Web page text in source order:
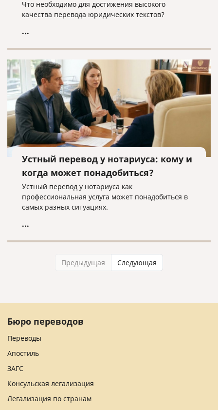
Что необходимо для достижения высокого
качества перевода юридических текстов?
...
Устный перевод у нотариуса: кому и
когда может понадобиться?
Устный перевод у нотариуса как
профессиональная услуга может понадобиться в
самых разных ситуациях.
...
Предыдущая Следующая
Бюро переводов
Переводы
Апостиль
ЗАГС
Консульская легализация
Легализация по странам